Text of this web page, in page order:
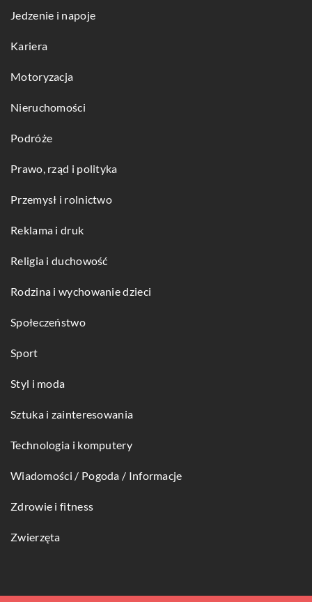
Jedzenie i napoje
Kariera
Motoryzacja
Nieruchomości
Podróże
Prawo, rząd i polityka
Przemysł i rolnictwo
Reklama i druk
Religia i duchowość
Rodzina i wychowanie dzieci
Społeczeństwo
Sport
Styl i moda
Sztuka i zainteresowania
Technologia i komputery
Wiadomości / Pogoda / Informacje
Zdrowie i fitness
Zwierzęta